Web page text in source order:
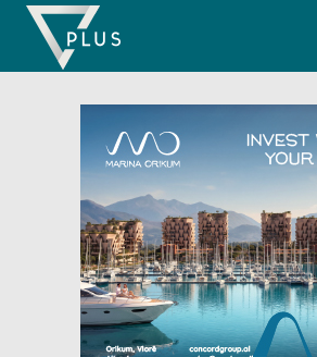
Skip
content